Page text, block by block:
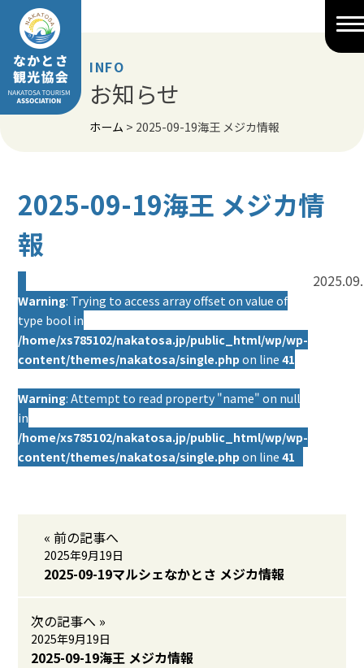
Skip
content
INFO
お知らせ
ホーム > 2025-09-19海王 メジカ情報
2025-09-19海王 メジカ情
報
Warning: Trying to access array offset on value of
type bool in
/home/xs785102/nakatosa.jp/public_html/wp/wp-
content/themes/nakatosa/single.php on line41
Warning: Attempt to read property "name" on null
in
/home/xs785102/nakatosa.jp/public_html/wp/wp-
content/themes/nakatosa/single.php on line41
« 前の記事へ
2025年9月19日
2025-09-19マルシェなかとさ メジカ情報
次の記事へ »
2025年9月19日
2025-09-19海王 メジカ情報